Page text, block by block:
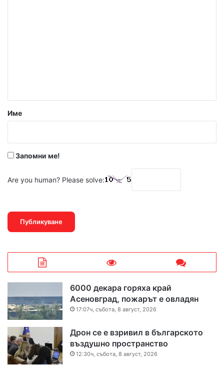
р
Име
Запомни ме!
Are you human? Please solve:
6000 декара горяха край
Асеновград, пожарът е овладян
17:07ч, събота, 8 август, 2026
Дрон се е взривил в българското
въздушно пространство
12:30ч, събота, 8 август, 2026